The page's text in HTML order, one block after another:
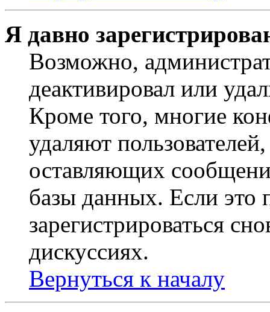
Я давно
Возможно,
деактивировал или
Кроме того, многие
удаляют
оставляющих
базы данных. Если это
зарегистрироваться
дискуссиях.
Вернуться к началу